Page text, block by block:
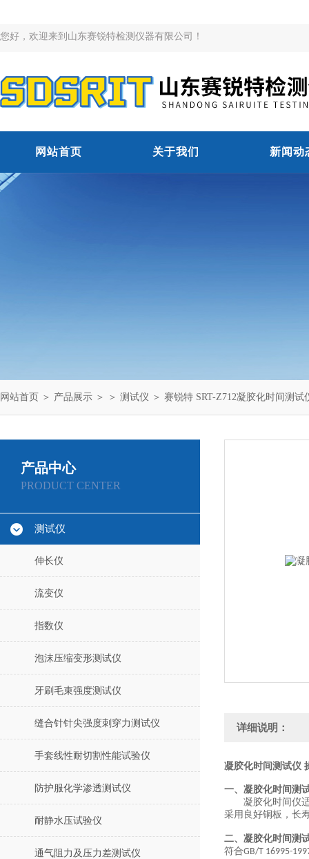
您好，欢迎来到山东赛锐特检测仪器有限公司！
网站首页 关于我们 新闻动
网站首页 ＞ 产品展示 ＞ ＞ 测试仪 ＞ 赛锐特 SRT-Z712凝胶化时间测
产品中心
PRODUCT CENTER
测试仪
伸长仪
流变仪
指数仪
泡沫压缩变形测试仪
牙刷毛束强度测试仪
缝合针针尖强度刺穿力测试仪
手套线性耐切割性能试验仪
防护服化学渗透测试仪
耐静水压试验仪
通气阻力及压力差测试仪
详细说明：
凝胶化时间测试仪
一、 凝胶化时间测
凝胶化时间仪
采用良好铜板，长
二、 凝胶化时间测
符合GB/T 16995-